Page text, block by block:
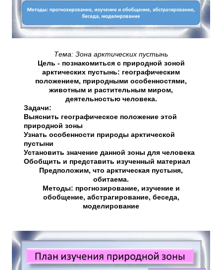
Тема: Зона арктических пустынь
Цель - познакомиться с природной зоной
арктических пустынь: географическим
положением, природными особенностями,
животным и растительным миром,
деятельностью человека.
Задачи:
Выяснить географическое положение этой
природной зоны
Узнать особенности природы арктической
пустыни
Установить значение данной зоны для человека
Обобщить и представить изученный материал
Предположим, что арктическая пустыня,
обитаема.
Методы: прогнозирование, изучение и
обобщение, абстрагирование, беседа,
моделирование